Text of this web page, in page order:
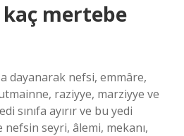
mertebe
dayanarak nefsi, emmâre,
raziyye, marziyye ve
sınıfa ayırır ve bu yedi
seyri, âlemi, mekanı,